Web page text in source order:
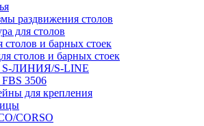
раздвижения столов
для столов
столов и барных стоек
столов и барных стоек
S-ЛИНИЯ/S-LINE
3506
для крепления